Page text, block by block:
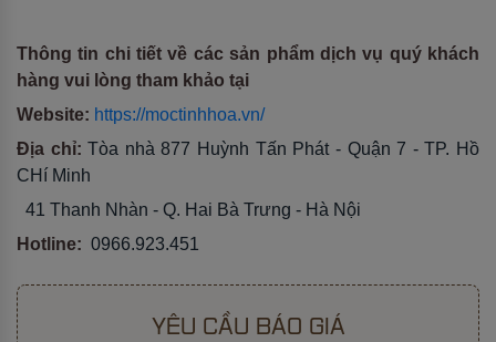
Thông tin chi tiết về các sản phẩm dịch vụ quý khách
hàng vui lòng tham khảo tại
Website: https://moctinhhoa.vn/
Địa chỉ: Tòa nhà 877 Huỳnh Tấn Phát - Quận 7 - TP. Hồ
CHí Minh
41 Thanh Nhàn - Q. Hai Bà Trưng - Hà Nội
Hotline: 0966.923.451
YÊU CẦU BÁO GIÁ